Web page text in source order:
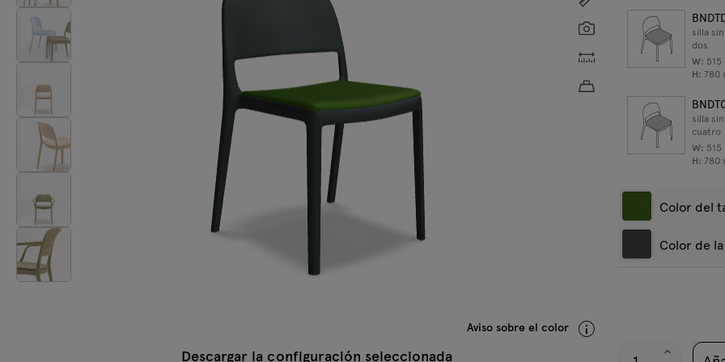
Mesas
Lámparas
Todos los muebles
Aviso sobre el color
Descargar la configuración seleccionada
Screenshot
Dimensiones
silla
dos
W: 515
H: 780
silla
cuatro
W: 515
H: 780
Color del
Color de